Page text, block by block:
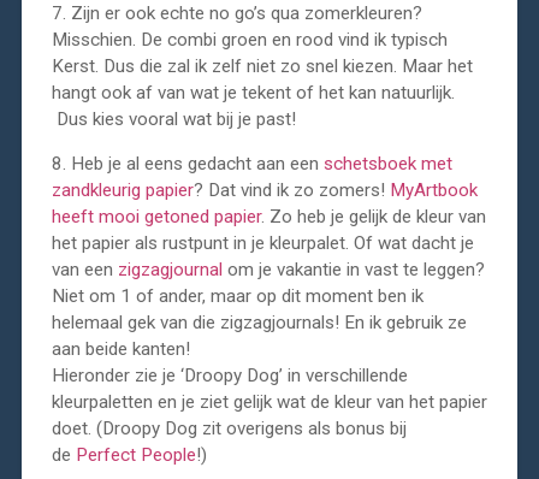
7. Zijn er ook echte no go’s qua zomerkleuren?
Misschien. De combi groen en rood vind ik typisch
Kerst. Dus die zal ik zelf niet zo snel kiezen. Maar het
hangt ook af van wat je tekent of het kan natuurlijk.
Dus kies vooral wat bij je past!
8. Heb je al eens gedacht aan een schetsboek met
zandkleurig papier? Dat vind ik zo zomers! MyArtbook
heeft mooi getoned papier. Zo heb je gelijk de kleur van
het papier als rustpunt in je kleurpalet. Of wat dacht je
van een zigzagjournal om je vakantie in vast te leggen?
Niet om 1 of ander, maar op dit moment ben ik
helemaal gek van die zigzagjournals! En ik gebruik ze
aan beide kanten!
Hieronder zie je ‘Droopy Dog’ in verschillende
kleurpaletten en je ziet gelijk wat de kleur van het papier
doet. (Droopy Dog zit overigens als bonus bij
de Perfect People!)